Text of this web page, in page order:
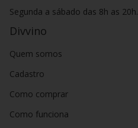
Segunda a sábado das 8h as 20h.
Divvino
Quem somos
Cadastro
Como comprar
Como funciona